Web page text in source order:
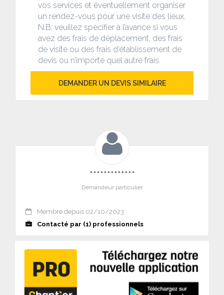
vos services et éventuellement organiser
un rendez-vous pour une visite des lieux.
N.B: veuillez spécifier à l’avance si vous
avez des frais de déplacement, des frais
de visite ou des frais d’établissement de
devis ou n’importe quel autre frais.
DEMANDER UN DEVIS SIMILAIRE
*************
Demandeur particulier
Membre depuis 02/10/2023
Contacté par (1) professionnels